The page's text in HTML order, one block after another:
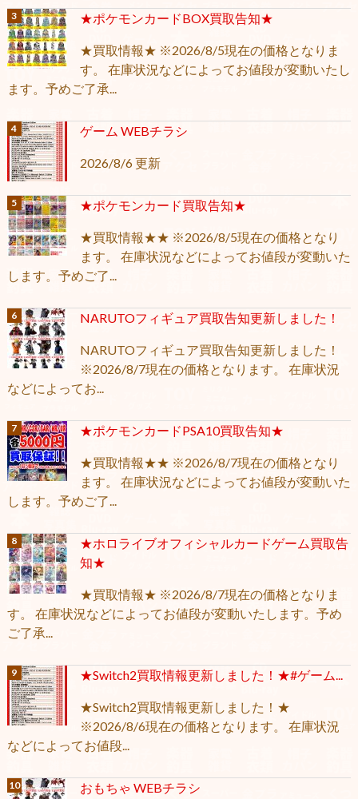
★ポケモンカードBOX買取告知★
★買取情報★ ※2026/8/5現在の価格となりま
す。 在庫状況などによってお値段が変動いたし
ます。予めご了承...
ゲーム WEBチラシ
2026/8/6 更新
★ポケモンカード買取告知★
★買取情報★★ ※2026/8/5現在の価格となり
ます。 在庫状況などによってお値段が変動いた
します。予めご了...
NARUTOフィギュア買取告知更新しました！
NARUTOフィギュア買取告知更新しました！
※2026/8/7現在の価格となります。 在庫状況
などによってお...
★ポケモンカードPSA10買取告知★
★買取情報★★ ※2026/8/7現在の価格となり
ます。 在庫状況などによってお値段が変動いた
します。予めご了...
★ホロライブオフィシャルカードゲーム買取告
知★
★買取情報★ ※2026/8/7現在の価格となりま
す。 在庫状況などによってお値段が変動いたします。予め
ご了承...
★Switch2買取情報更新しました！★#ゲーム...
★Switch2買取情報更新しました！★
※2026/8/6現在の価格となります。 在庫状況
などによってお値段...
おもちゃ WEBチラシ